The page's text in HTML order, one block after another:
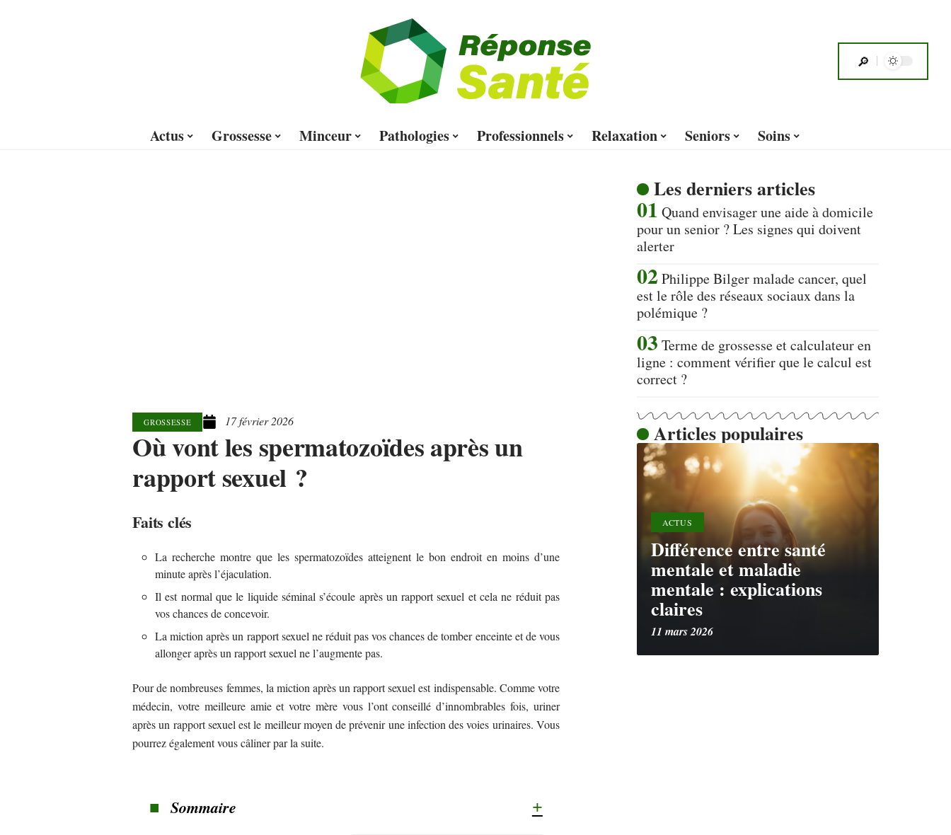
Actus Grossesse Minceur Pathologies Professionnels Relaxation Seniors Soins
GROSSESSE 17 février 2026
Où vont les spermatozoïdes après un
rapport sexuel ?
Faits clés
La recherche montre que les spermatozoïdes atteignent le bon endroit en moins d’une
minute après l’éjaculation.
Il est normal que le liquide séminal s’écoule après un rapport sexuel et cela ne réduit pas
vos chances de concevoir.
La miction après un rapport sexuel ne réduit pas vos chances de tomber enceinte et de vous
allonger après un rapport sexuel ne l’augmente pas.
Pour de nombreuses femmes, la miction après un rapport sexuel est indispensable. Comme votre
médecin, votre meilleure amie et votre mère vous l’ont conseillé d’innombrables fois, uriner
après un rapport sexuel est le meilleur moyen de prévenir une infection des voies urinaires. Vous
pourrez également vous câliner par la suite.
Sommaire
Les derniers articles
Quand envisager une aide à domicile
pour un senior ? Les signes qui doivent
alerter
Philippe Bilger malade cancer, quel
est le rôle des réseaux sociaux dans la
polémique ?
Terme de grossesse et calculateur en
ligne : comment vérifier que le calcul est
correct ?
Articles populaires
ACTUS
Différence entre santé
mentale et maladie
mentale : explications
claires
11 mars 2026